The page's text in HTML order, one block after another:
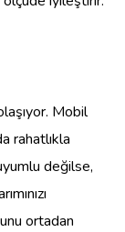
Mobil
rahatlıkla
değilse,
ortadan